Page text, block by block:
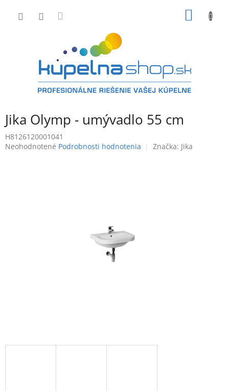
Jika Olymp - umývadlo 55 cm
H8126120001041
Priemerné
Neohodnotené Podrobnosti hodnotenia Značka: Jika